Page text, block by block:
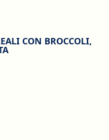
CON BROCCOLI,